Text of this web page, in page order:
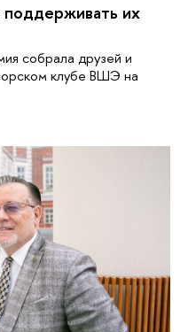
поддерживать их
собрала друзей и
клубе ВШЭ на